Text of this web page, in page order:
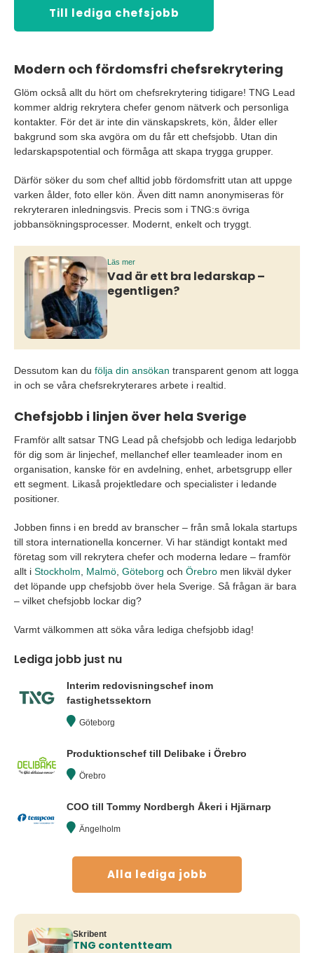
Till lediga chefsjobb
Modern och fördomsfri chefsrekrytering
Glöm också allt du hört om chefsrekrytering tidigare! TNG Lead
kommer aldrig rekrytera chefer genom nätverk och personliga
kontakter. För det är inte din vänskapskrets, kön, ålder eller
bakgrund som ska avgöra om du får ett chefsjobb. Utan din
ledarskapspotential och förmåga att skapa trygga grupper.
Därför söker du som chef alltid jobb fördomsfritt utan att uppge
varken ålder, foto eller kön. Även ditt namn anonymiseras för
rekryteraren inledningsvis. Precis som i TNG:s övriga
jobbansökningsprocesser. Modernt, enkelt och tryggt.
Läs mer
Vad är ett bra ledarskap –
egentligen?
Dessutom kan du följa din ansökan transparent genom att logga
in och se våra chefsrekryterares arbete i realtid.
Chefsjobb i linjen över hela Sverige
Framför allt satsar TNG Lead på chefsjobb och lediga ledarjobb
för dig som är linjechef, mellanchef eller teamleader inom en
organisation, kanske för en avdelning, enhet, arbetsgrupp eller
ett segment. Likaså projektledare och specialister i ledande
positioner.
Jobben finns i en bredd av branscher – från små lokala startups
till stora internationella koncerner. Vi har ständigt kontakt med
företag som vill rekrytera chefer och moderna ledare – framför
allt i Stockholm Malmö Göteborg och Örebro men likväl dyker
det löpande upp chefsjobb över hela Sverige. Så frågan är bara
– vilket chefsjobb lockar dig?
Varmt välkommen att söka våra lediga chefsjobb idag!
Lediga jobb just nu
Interim redovisningschef inom
fastighetssektorn
Göteborg
Produktionschef till Delibake i Örebro
Örebro
COO till Tommy Nordbergh Åkeri i Hjärnarp
Ängelholm
Alla lediga jobb
Skribent
TNG contentteam